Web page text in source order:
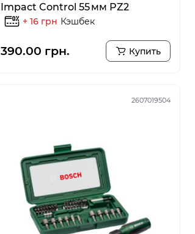
Impact Control 55 мм PZ2
+ 16 грн Кэшбек
390.00 грн. Купить
2607019504